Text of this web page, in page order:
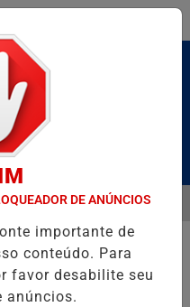
TERRAÇO MINEIRO
MENU
DE ANÚNCIOS
importante de
conteúdo. Para
favor desabilite seu
anúncios.